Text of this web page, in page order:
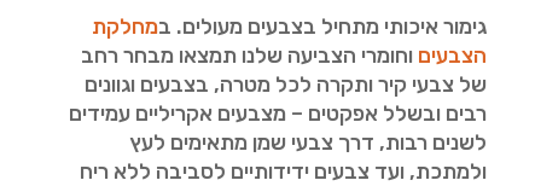
גימור איכותי מתחיל בצבעים מעולים. במחלקת
הצבעים וחומרי הצביעה שלנו תמצאו מבחר רחב
של צבעי קיר ותקרה לכל מטרה, בצבעים וגוונים
רבים ובשלל אפקטים – מצבעים אקריליים עמידים
לשנים רבות, דרך צבעי שמן מתאימים לעץ
ולמתכת, ועד צבעים ידידותיים לסביבה ללא ריח